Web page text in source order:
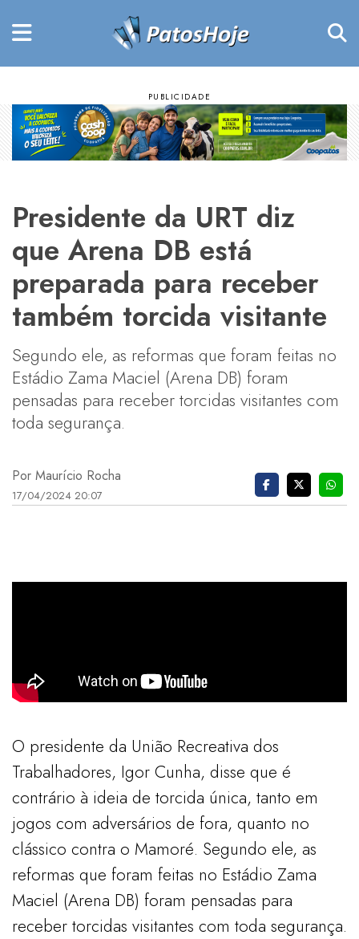
Presidente da URT diz
que Arena DB está
preparada para receber
também torcida visitante
Segundo ele, as reformas que foram feitas no
Estádio Zama Maciel (Arena DB) foram
pensadas para receber torcidas visitantes com
toda segurança.
Por Maurício Rocha
17/04/2024 20:07
O presidente da União Recreativa dos
Trabalhadores, Igor Cunha, disse que é
contrário à ideia de torcida única, tanto em
jogos com adversários de fora, quanto no
clássico contra o Mamoré. Segundo ele, as
reformas que foram feitas no Estádio Zama
Maciel (Arena DB) foram pensadas para
receber torcidas visitantes com toda segurança.